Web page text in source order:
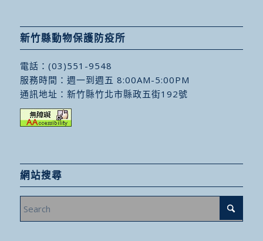
新竹縣動物保護防疫所
電話： (03)551-9548
服務時間：週一到週五 8:00AM-5:00PM
通訊地址： 新竹縣竹北市縣政五街192號
網站搜尋